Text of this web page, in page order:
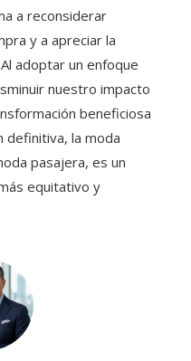
a reconsiderar
y a apreciar la
adoptar un enfoque
nuestro impacto
beneficiosa
definitiva, la moda
pasajera, es un
equitativo y